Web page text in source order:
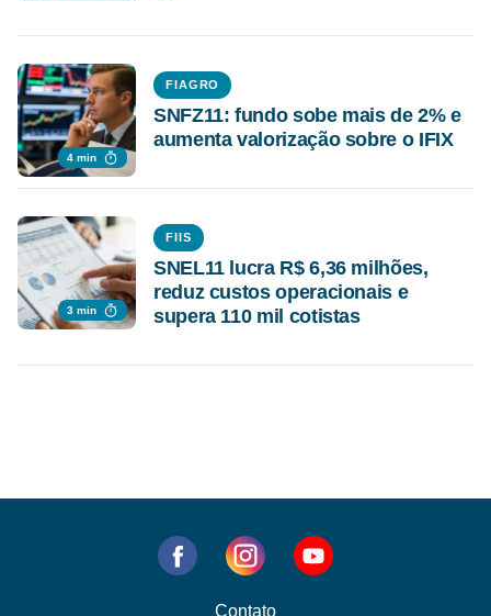
4 min
FIAGRO
SNFZ11: fundo sobe mais de 2% e
aumenta valorização sobre o IFIX
3 min
FIIS
SNEL11 lucra R$ 6,36 milhões,
reduz custos operacionais e
supera 110 mil cotistas
Contato